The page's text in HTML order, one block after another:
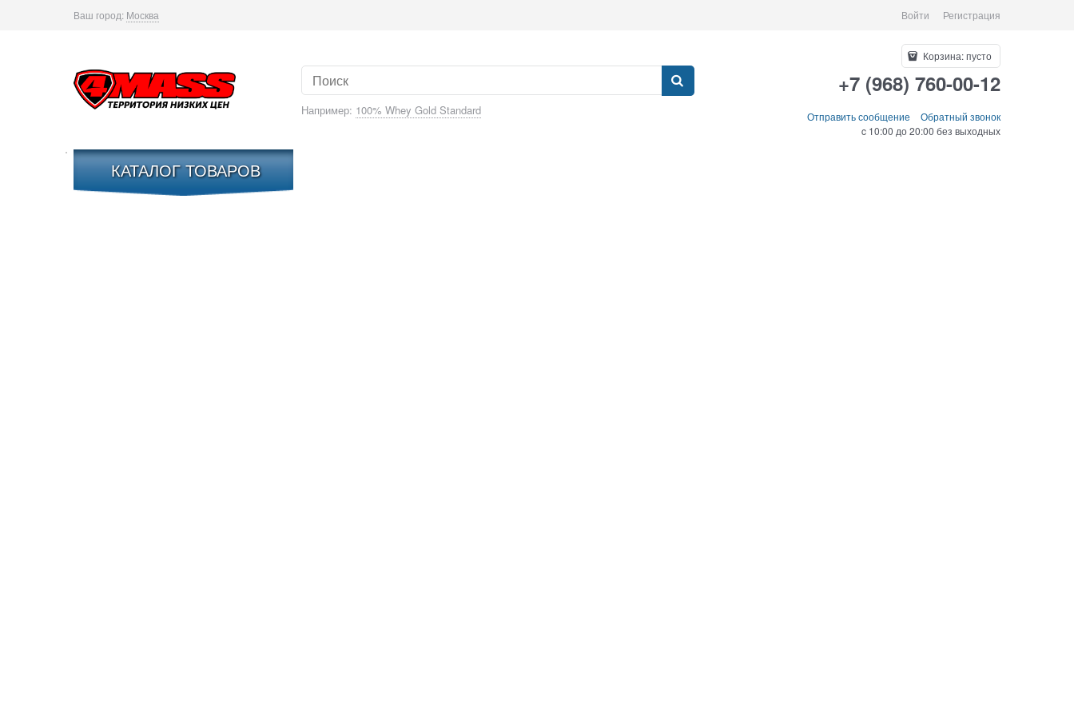
Ваш город: Москва Войти Регистрация
Например: 100% Whey Gold Standard
Корзина:пусто
+7 (968) 760-00-12
Отправить сообщение
Обратный звонок
c 10:00 до 20:00 без выходных
КАТАЛОГ ТОВАРОВ